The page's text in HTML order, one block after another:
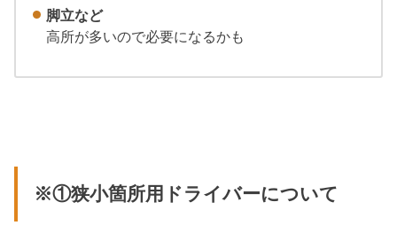
脚立など
高所が多いので必要になるかも
※①狭小箇所用ドライバーについて